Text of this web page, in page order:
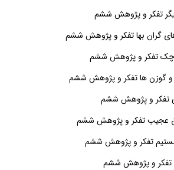
تفکر و پژوهش ششم‌
گران بها تفکر و پژوهش ششم‌
تفکر و پژوهش ششم‌
و گوزن ها تفکر و پژوهش ششم‌
تفکر و پژوهش ششم‌
عجیب تفکر و پژوهش ششم‌
تفکر و پژوهش ششم‌
و پژوهش ششم‌